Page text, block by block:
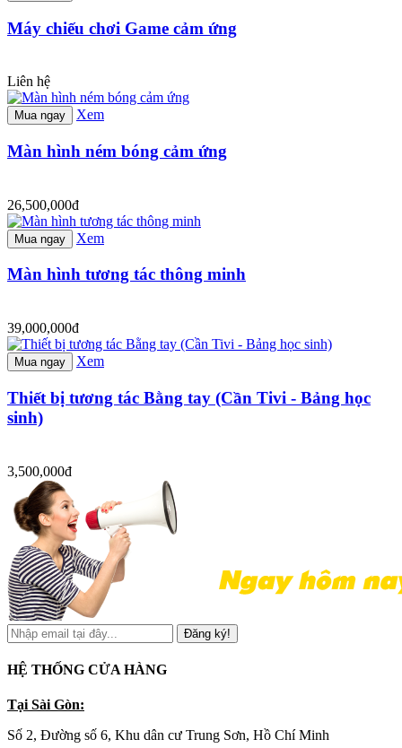
Máy chiếu chơi Game cảm ứng
Liên hệ
Mua ngay Xem
Màn hình ném bóng cảm ứng
26,500,000đ
Mua ngay Xem
Màn hình tương tác thông minh
39,000,000đ
Mua ngay Xem
Thiết bị tương tác Bằng tay (Cần Tivi - Bảng học
sinh)
3,500,000đ
Đăng ký!
HỆ THỐNG CỬA HÀNG
Tại Sài Gòn:
Số 2, Đường số 6, Khu dân cư Trung Sơn, Hồ Chí Minh